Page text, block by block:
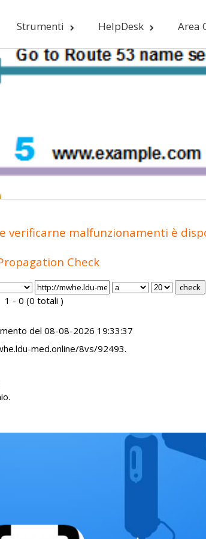
Strumenti HelpDesk Area
verificarne malfunzionamenti è
Check
1 - 0 (0 totali )
del 08-08-2026 19:33:37
med.online/8vs/92493.